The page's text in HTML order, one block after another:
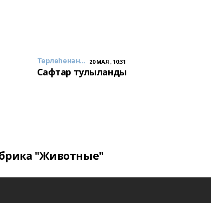
Төрлөһөнән... 20 МАЯ , 10:31
Сафтар тулыланды
"Животные"